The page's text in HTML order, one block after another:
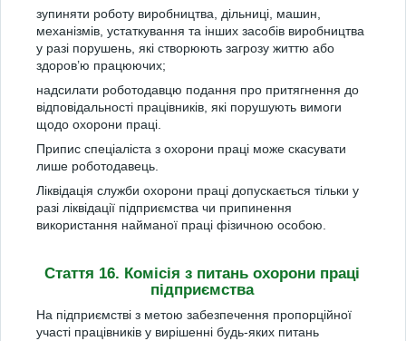
зупиняти роботу виробництва, дільниці, машин,
механізмів, устаткування та інших засобів виробництва
у разі порушень, які створюють загрозу життю або
здоров’ю працюючих;
надсилати роботодавцю подання про притягнення до
відповідальності працівників, які порушують вимоги
щодо охорони праці.
Припис спеціаліста з охорони праці може скасувати
лише роботодавець.
Ліквідація служби охорони праці допускається тільки у
разі ліквідації підприємства чи припинення
використання найманої праці фізичною особою.
Стаття 16. Комісія з питань охорони праці
підприємства
На підприємстві з метою забезпечення пропорційної
участі працівників у вирішенні будь-яких питань